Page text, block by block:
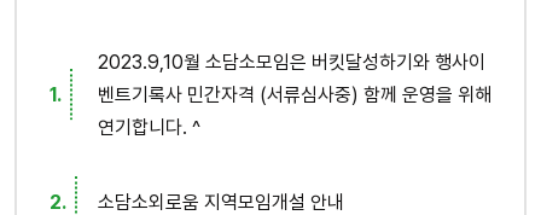
2023.9,10월 소담소모임은 버킷달성하기와 행사이
벤트기록사 민간자격 (서류심사중) 함께 운영을 위해
연기합니다. ^
소담소외로움 지역모임개설 안내